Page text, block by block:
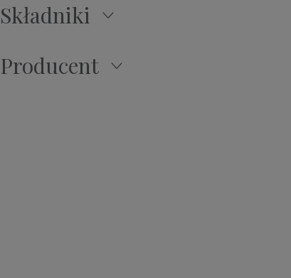
Składniki
Producent